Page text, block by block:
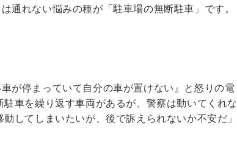
通れない悩みの種が「駐車場の無断駐車」です。
車が停まっていて自分の車が置けない』と怒りの電
車を繰り返す車両があるが、警察は動いてくれな
してしまいたいが、後で訴えられないか不安だ」